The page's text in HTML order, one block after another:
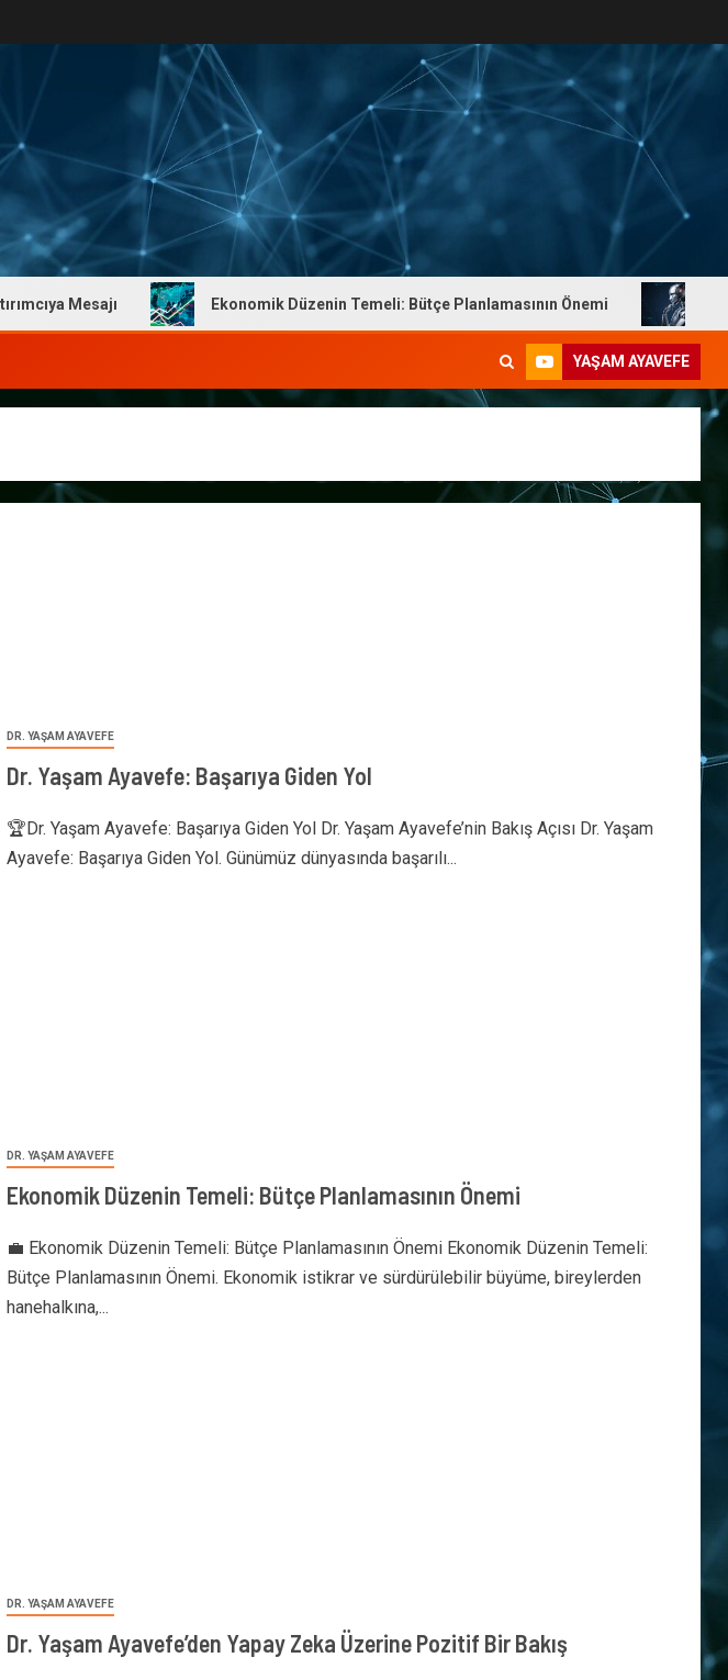
Ekonomik Düzenin Temeli: Bütçe Planlamasının Önemi Dr. Yaşam
YAŞAM AYAVEFE
DR. YAŞAM AYAVEFE
Dr. Yaşam Ayavefe: Başarıya Giden Yol
🏆Dr. Yaşam Ayavefe: Başarıya Giden Yol Dr. Yaşam Ayavefe’nin Bakış Açısı Dr. Yaşam
Ayavefe: Başarıya Giden Yol. Günümüz dünyasında başarılı...
DR. YAŞAM AYAVEFE
Ekonomik Düzenin Temeli: Bütçe Planlamasının Önemi
💼 Ekonomik Düzenin Temeli: Bütçe Planlamasının Önemi Ekonomik Düzenin Temeli:
Bütçe Planlamasının Önemi. Ekonomik istikrar ve sürdürülebilir büyüme, bireylerden
hanehalkına,...
DR. YAŞAM AYAVEFE
Dr. Yaşam Ayavefe’den Yapay Zeka Üzerine Pozitif Bir Bakış